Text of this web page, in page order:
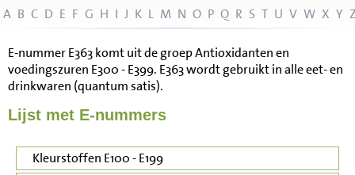
A B C D E F G H I J K L M N O P Q R S T U V W X Y
E-nummer E363 komt uit de groep Antioxidanten en
voedingszuren E300 - E399. E363 wordt gebruikt in alle eet- en
drinkwaren (quantum satis).
Lijst met E-nummers
Kleurstoffen E100 - E199